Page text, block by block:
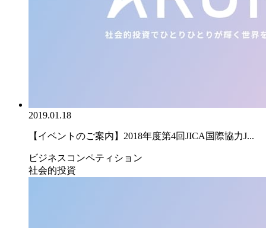
2019.01.18
【イベントのご案内】2018年度第4回JICA国際協力J...
ビジネスコンペティション
社会的投資